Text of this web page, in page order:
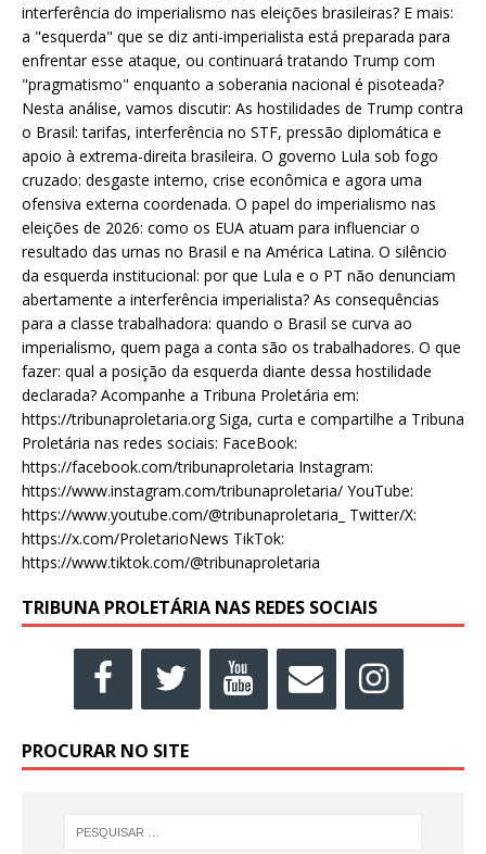
interferência do imperialismo nas eleições brasileiras? E mais:
a "esquerda" que se diz anti-imperialista está preparada para
enfrentar esse ataque, ou continuará tratando Trump com
"pragmatismo" enquanto a soberania nacional é pisoteada?
Nesta análise, vamos discutir: As hostilidades de Trump contra
o Brasil: tarifas, interferência no STF, pressão diplomática e
apoio à extrema-direita brasileira. O governo Lula sob fogo
cruzado: desgaste interno, crise econômica e agora uma
ofensiva externa coordenada. O papel do imperialismo nas
eleições de 2026: como os EUA atuam para influenciar o
resultado das urnas no Brasil e na América Latina. O silêncio
da esquerda institucional: por que Lula e o PT não denunciam
abertamente a interferência imperialista? As consequências
para a classe trabalhadora: quando o Brasil se curva ao
imperialismo, quem paga a conta são os trabalhadores. O que
fazer: qual a posição da esquerda diante dessa hostilidade
declarada? Acompanhe a Tribuna Proletária em:
https://tribunaproletaria.org Siga, curta e compartilhe a Tribuna
Proletária nas redes sociais: FaceBook:
https://facebook.com/tribunaproletaria Instagram:
https://www.instagram.com/tribunaproletaria/ YouTube:
https://www.youtube.com/@tribunaproletaria_ Twitter/X:
https://x.com/ProletarioNews TikTok:
https://www.tiktok.com/@tribunaproletaria
TRIBUNA PROLETÁRIA NAS REDES SOCIAIS
PROCURAR NO SITE